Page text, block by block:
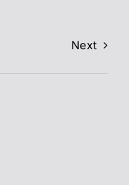
Next